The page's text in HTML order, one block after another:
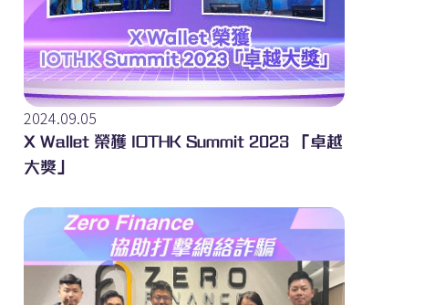
2024.09.05
X Wallet 榮獲 IOTHK Summit 2023 「卓越
大獎」